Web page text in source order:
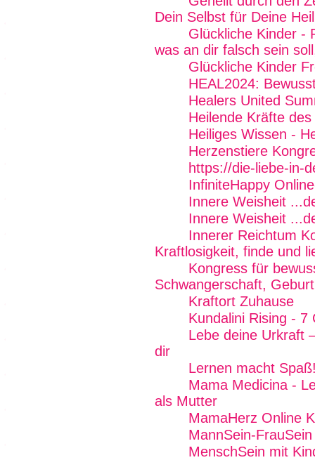
Dein Selbst für Deine
Glückliche Kinder -
was an dir falsch sein
Glückliche Kinder
HEAL2024:
Healers United
Heilende Kräfte des
Heiliges Wissen -
Herzenstiere
https://die-liebe-in-
InfiniteHappy
Innere Weisheit
Innere Weisheit
Innerer Reichtum
Kraftlosigkeit, finde und
Kongress für
Schwangerschaft,
Kraftort Zuhause
Kundalini Rising - 7
Lebe deine Urkraft
dir
Lernen macht
Mama Medicina -
als Mutter
MamaHerz Online
MannSein-
MenschSein mit